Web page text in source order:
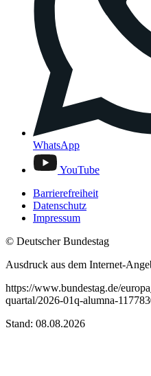
WhatsApp
YouTube
Barrierefreiheit
Datenschutz
Impressum
© Deutscher Bundestag
Ausdruck aus dem Internet-
https://www.bundestag.de/
quartal/2026-01q-alumna-
Stand: 08.08.2026